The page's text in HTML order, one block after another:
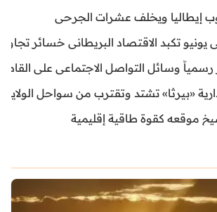
إيطاليا ويخلف عشرات الجرحى
تكبد الاقتصاد البريطاني خسائر تجاوزت 1.5 مليار
وسائل التواصل الاجتماعي على القاصرين
«بيرثا» تشتد وتقترب من سواحل
موقعه كقوة طاقية إقليمية